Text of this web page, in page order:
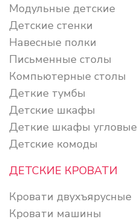
Модульные детские
Детские стенки
Навесные полки
Письменные столы
Компьютерные столы
Деткие тумбы
Детские шкафы
Деткие шкафы угловые
Детские комоды
ДЕТСКИЕ КРОВАТИ
Кровати двухъярусные
Кровати машины